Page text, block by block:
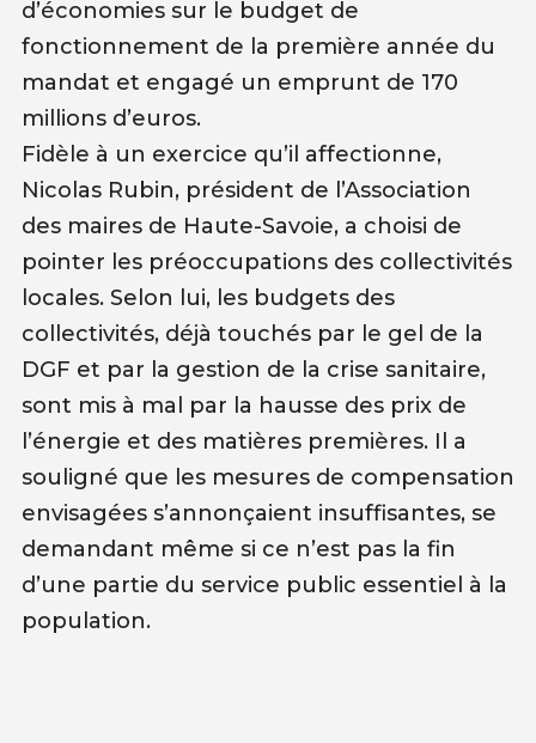
d’économies sur le budget de
fonctionnement de la première année du
mandat et engagé un emprunt de 170
millions d’euros.
Fidèle à un exercice qu’il affectionne,
Nicolas Rubin, président de l’Association
des maires de Haute-Savoie, a choisi de
pointer les préoccupations des collectivités
locales. Selon lui, les budgets des
collectivités, déjà touchés par le gel de la
DGF et par la gestion de la crise sanitaire,
sont mis à mal par la hausse des prix de
l’énergie et des matières premières. Il a
souligné que les mesures de compensation
envisagées s’annonçaient insuffisantes, se
demandant même si ce n’est pas la fin
d’une partie du service public essentiel à la
population.